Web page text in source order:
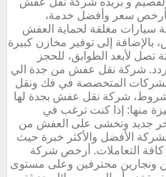
سعر وأفضل خدمة،
سيارات مغلقة لحماية العفش
إلى توفير مخازن كبيرة
تصل لأبعد الطوابق، للحجز
شركة نقل عفش من جدة الي
الشركات المتخصصة في فك ونقل
شركة نقل عفش بجدة لها
منها: إذا كنت ترغب في
أخر جديد وتخشى على العفش من
الأفضل والأكثر خبرة حيث
التعاملات. أرخص شركة
ونجارين محترفين وعلى مستوى